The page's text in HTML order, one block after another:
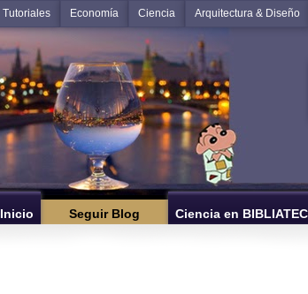
Tutoriales Economía Ciencia Arquitectura & Diseño
Inicio Seguir Blog Ciencia en